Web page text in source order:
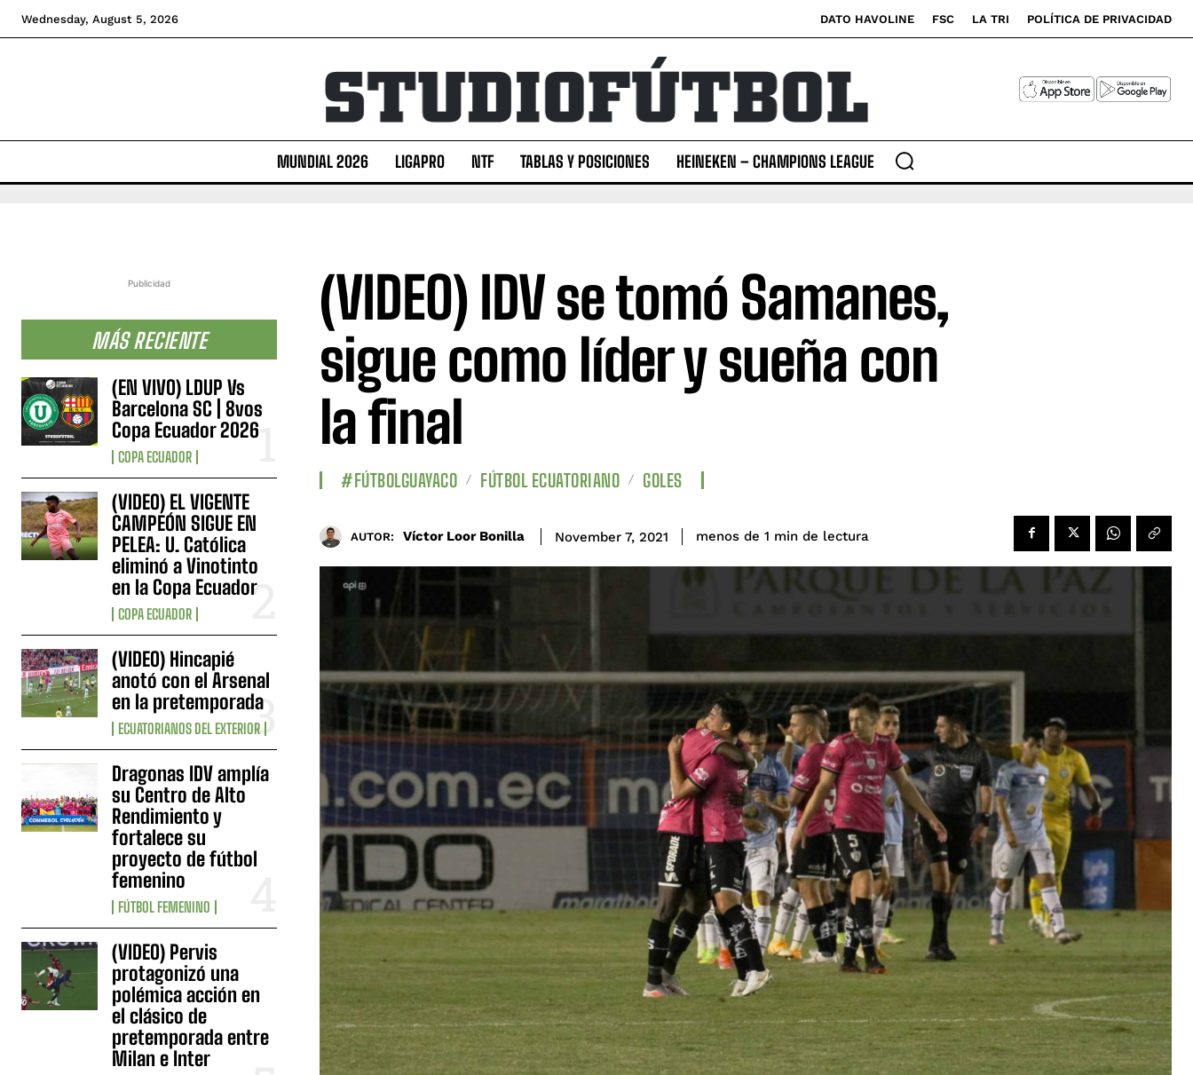
Wednesday, August 5, 2026 DATO HAVOLINE FSC LA TRI POLÍTICA DE PRIVACIDAD
MUNDIAL 2026 LIGAPRO NTF TABLAS Y POSICIONES HEINEKEN – CHAMPIONS LEAGUE
Publicidad
MÁS RECIENTE
(EN VIVO) LDUP Vs
Barcelona SC | 8vos
Copa Ecuador 2026
COPA ECUADOR
(VIDEO) EL VIGENTE
CAMPEÓN SIGUE EN
PELEA: U. Católica
eliminó a Vinotinto
en la Copa Ecuador
COPA ECUADOR
(VIDEO) Hincapié
anotó con el Arsenal
en la pretemporada
ECUATORIANOS DEL EXTERIOR
Dragonas IDV amplía
su Centro de Alto
Rendimiento y
fortalece su
proyecto de fútbol
femenino
FÚTBOL FEMENINO
(VIDEO) Pervis
protagonizó una
polémica acción en
el clásico de
pretemporada entre
Milan e Inter
(VIDEO) IDV se tomó Samanes,
sigue como líder y sueña con
la final
#FÚTBOLGUAYACO FÚTBOL ECUATORIANO GOLES
AUTOR: Víctor Loor Bonilla November 7, 2021 menos de 1 min de lectura